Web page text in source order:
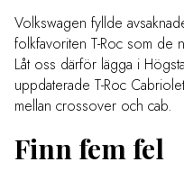
Volkswagen fyllde
folkfavoriten T-Roc som de
Låt oss därför lägga i
uppdaterade T-Roc
mellan crossover och cab.
Finn fem fel